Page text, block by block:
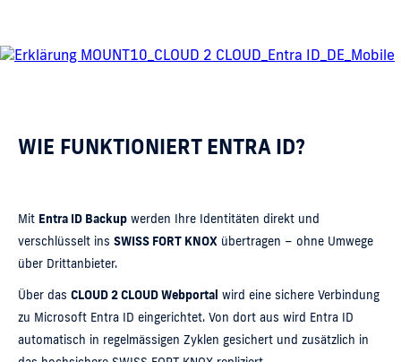
WIE FUNKTIONIERT ENTRA ID?
Mit Entra ID Backup werden Ihre Identitäten direkt und
verschlüsselt ins SWISS FORT KNOX übertragen – ohne Umwege
über Drittanbieter.
Über das CLOUD 2 CLOUD Webportal wird eine sichere Verbindung
zu Microsoft Entra ID eingerichtet. Von dort aus wird Entra ID
automatisch in regelmässigen Zyklen gesichert und zusätzlich in